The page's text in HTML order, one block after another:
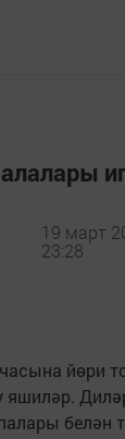
19 март
23:28
йөри
яшиләр.
белән